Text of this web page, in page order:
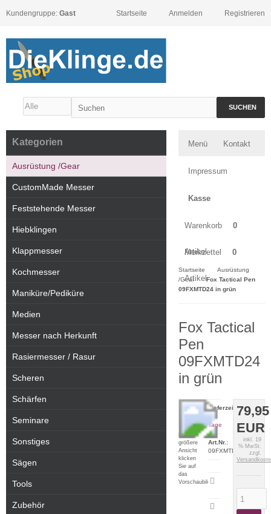
Kundengruppe: Gast Registrieren
Anmelden
Startseite
SUCHEN
Menü Kontakt
Impressum
Kasse
Warenkorb 0
Artikel
Merkzettel 0
Artikel
Startseite
Ausrüstung
/Gear
Fox Tactical Pen
09FXMTD24 in grün
Fox Tactical
Pen
09FXMTD24
in grün
Für eine
größere
Ansicht
klicken
Sie auf
das
Vorschaubild
79,95
EUR
inkl. 19
% MwSt.
zzgl.
Lieferzeit:
1-2
Tage
Art.Nr.:
09FXMTD
drucken
Kategorien
Ausrüstung /Gear
CustomMade Messer
Feststehende Messer
Hiebklingen
Klappmesser
Kochmesser
Maniküre/Pediküre
Medien
Messer nach Herkunft
Rasiermesser / Rasur
Scheren
Schärfen
Seminare
Sonstiges
Sägen
Tools
Zubehör